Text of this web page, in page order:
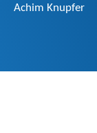
Achim Knupfer